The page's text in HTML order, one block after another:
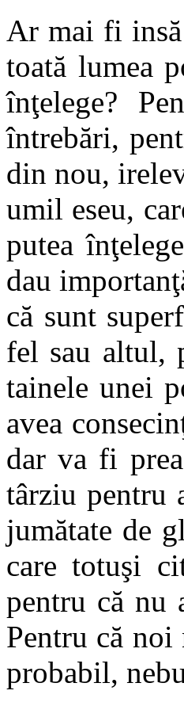
Ar mai fi
toată lumea
înţelege?
întrebări,
din nou,
umil eseu,
putea
dau
că sunt
fel sau altul,
tainele unei
avea
dar va fi
târziu pentru
jumătate de
care totuşi
pentru că nu
Pentru că noi
probabil,